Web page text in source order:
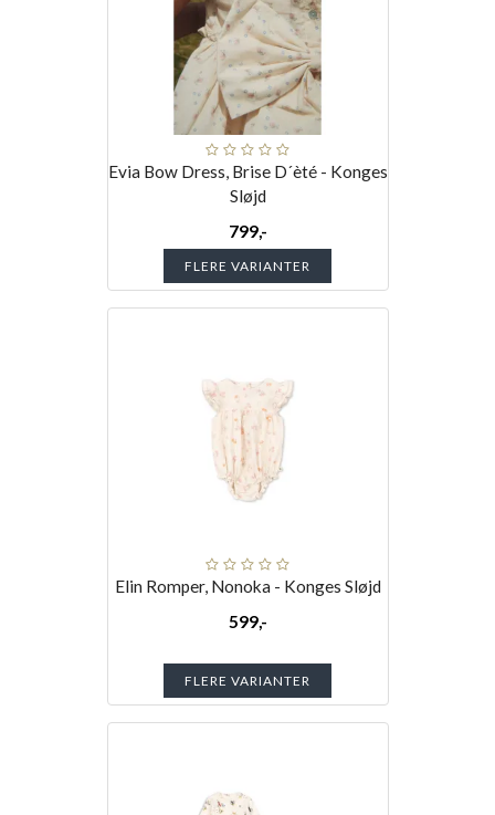
Evia Bow Dress, Brise D´èté - Konges
Sløjd
799,-
FLERE VARIANTER
Elin Romper, Nonoka - Konges Sløjd
599,-
FLERE VARIANTER